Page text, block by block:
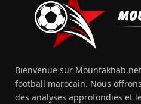
Bienvenue sur
football marocain. Nous
des analyses approfondies et